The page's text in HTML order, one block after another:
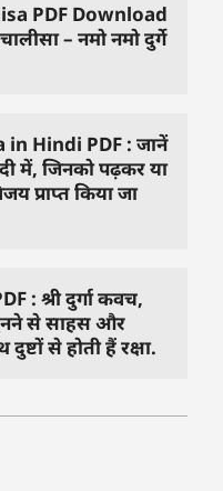
PDF Download
– नमो नमो दुर्गे
Hindi PDF : जानें
में, जिनको पढ़कर या
प्राप्त किया जा
: श्री दुर्गा कवच,
से साहस और
से होती हैं रक्षा.